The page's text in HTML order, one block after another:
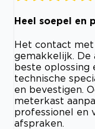
Heel soepel en
Het contact met
gemakkelijk. De
beste oplossing
technische
en bevestigen.
meterkast
professionel en
afspraken.